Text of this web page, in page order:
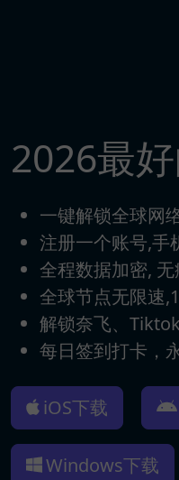
2026最
一键解锁全球网
注册一个账号,手
全程数据加密,
全球节点无限速
解锁奈飞、
每日签到打卡，
iOS下载
Windows下载